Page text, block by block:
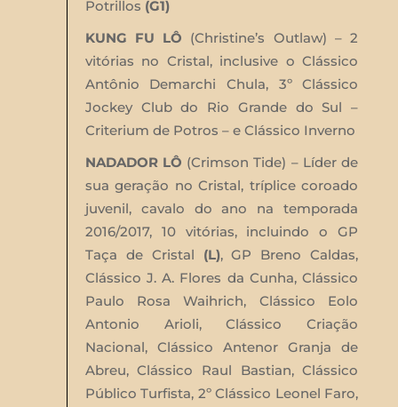
Potrillos (G1)
KUNG FU LÔ (Christine’s Outlaw) – 2
vitórias no Cristal, inclusive o Clássico
Antônio Demarchi Chula, 3º Clássico
Jockey Club do Rio Grande do Sul –
Criterium de Potros – e Clássico Inverno
NADADOR LÔ (Crimson Tide) – Líder de
sua geração no Cristal, tríplice coroado
juvenil, cavalo do ano na temporada
2016/2017, 10 vitórias, incluindo o GP
Taça de Cristal (L), GP Breno Caldas,
Clássico J. A. Flores da Cunha, Clássico
Paulo Rosa Waihrich, Clássico Eolo
Antonio Arioli, Clássico Criação
Nacional, Clássico Antenor Granja de
Abreu, Clássico Raul Bastian, Clássico
Público Turfista, 2º Clássico Leonel Faro,